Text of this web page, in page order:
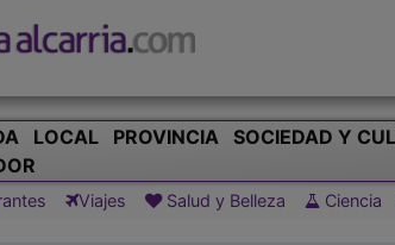
LOCAL PROVINCIA
Viajes Salud y Belleza Ciencia
MOLINA